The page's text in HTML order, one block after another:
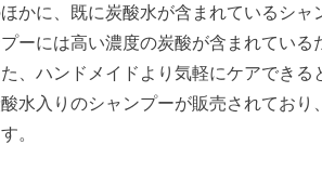
かに、既に炭酸水が含まれているシャ
ーには高い濃度の炭酸が含まれている
、ハンドメイドより気軽にケアできる
水入りのシャンプーが販売されており
。